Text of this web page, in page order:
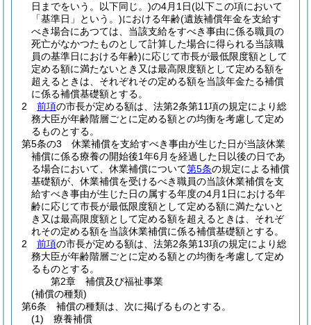
日までをいう。以下同じ。)の4月1日(以下この項において
「基準日」という。)における年齢(遺族補償年金を支給す
べき場合にあつては、当該支給をすべき事由に係る職員の
死亡がなかつたものとして計算した場合に得られる当該職
員の基準日における年齢)に応じて市長が最低限度額として
定める額に満たないとき又は最高限度額として定める額を
超えるときは、それぞれその定める額を当該年金たる補償
に係る補償基礎額とする。
2
前項の市長が定める額は、法第2条第11項の規定により総
務大臣が年齢階層ごとに定める額との均衡を考慮して定め
るものとする。
第5条の3
休業補償を支給すべき事由が生じた日が当該休業
補償に係る療養の開始後1年6月を経過した日以後の日であ
る場合において、休業補償について第5条の規定による補償
基礎額が、休業補償を受けるべき職員の当該休業補償を支
給すべき事由が生じた日の属する年度の4月1日における年
齢に応じて市長が最低限度額として定める額に満たないと
き又は最高限度額として定める額を超えるときは、それぞ
れその定める額を当該休業補償に係る補償基礎額とする。
2
前項の市長が定める額は、法第2条第13項の規定により総
務大臣が年齢階層ごとに定める額との均衡を考慮して定め
るものとする。
第2章
補償及び福祉事業
(補償の種類)
第6条
補償の種類は、次に掲げるものとする。
(1)
療養補償